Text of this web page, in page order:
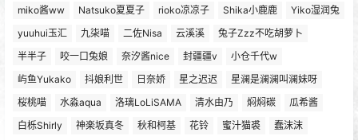
miko酱ww
Natsuko夏夏子 rioko凉凉子 Shika小鹿鹿
Yiko湿润兔
yuuhui玉汇
九柒喵 二佐Nisa 云溪溪
兔子Zzz不吃胡萝卜
半半子
咬一口兔娘 奈汐酱nice 封疆疆v
小仓千代w
屿鱼Yukako
抖娘利世 日奈娇 星之迟迟
星澜是澜澜叫澜妹呀
桜桃喵
水淼aqua 洛璃LoLiSAMA 清水由乃 焖焖碳
瓜希酱
白栎Shirly
神楽坂真冬 秋和柯基 花铃 蜜汁猫裘 蠢沫沫